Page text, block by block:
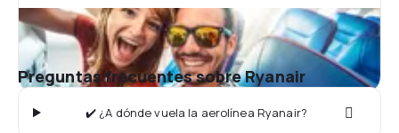
Preguntas frecuentes sobre Ryanair
✔️ ¿A dónde vuela la aerolínea Ryanair?